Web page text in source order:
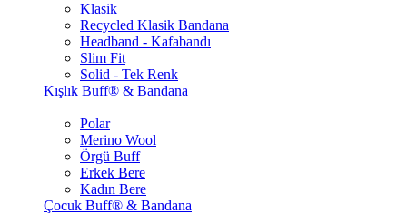
Klasik
Recycled Klasik Bandana
Headband - Kafabandı
Slim Fit
Solid - Tek Renk
Kışlık Buff® & Bandana
Polar
Merino Wool
Örgü Buff
Erkek Bere
Kadın Bere
Çocuk Buff® & Bandana